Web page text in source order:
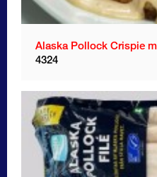
Alaska Pollock Crispie
4324